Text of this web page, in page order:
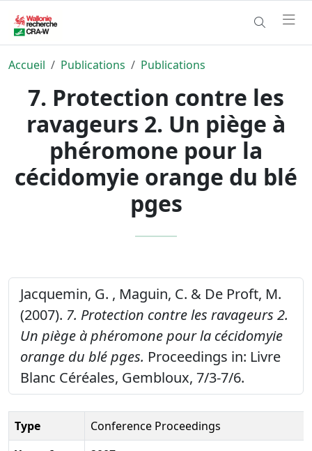
Accueil Publications Publications
7. Protection contre les
ravageurs 2. Un piège à
phéromone pour la
cécidomyie orange du blé
pges
Jacquemin, G. , Maguin, C. & De Proft, M.
(2007). 7. Protection contre les ravageurs 2.
Un piège à phéromone pour la cécidomyie
orange du blé pges. Proceedings in: Livre
Blanc Céréales, Gembloux, 7/3-7/6.
Type
Conference Proceedings